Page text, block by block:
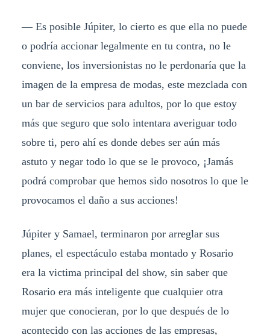
— Es posible Júpiter, lo cierto es que ella no puede
o podría accionar legalmente en tu contra, no le
conviene, los inversionistas no le perdonaría que la
imagen de la empresa de modas, este mezclada con
un bar de servicios para adultos, por lo que estoy
más que seguro que solo intentara averiguar todo
sobre ti, pero ahí es donde debes ser aún más
astuto y negar todo lo que se le provoco, ¡Jamás
podrá comprobar que hemos sido nosotros lo que le
provocamos el daño a sus acciones!
Júpiter y Samael, terminaron por arreglar sus
planes, el espectáculo estaba montado y Rosario
era la victima principal del show, sin saber que
Rosario era más inteligente que cualquier otra
mujer que conocieran, por lo que después de lo
acontecido con las acciones de las empresas,